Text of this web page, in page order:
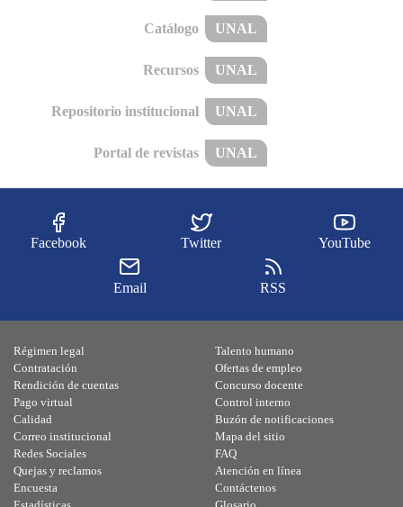
Catálogo UNAL
Recursos UNAL
Repositorio institucional UNAL
Portal de revistas UNAL
Facebook Twitter YouTube
Email RSS
Régimen legal
Contratación
Rendición de cuentas
Pago virtual
Calidad
Talento humano
Ofertas de empleo
Concurso docente
Control interno
Buzón de notificaciones
Correo institucional
Redes Sociales
Quejas y reclamos
Encuesta
Mapa del sitio
FAQ
Atención en línea
Contáctenos